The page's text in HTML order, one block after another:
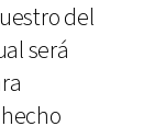
del
será